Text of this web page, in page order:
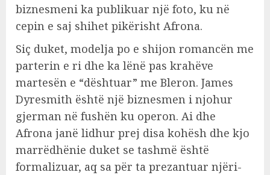
biznesmeni ka publikuar një foto, ku në
cepin e saj shihet pikërisht Afrona.
Siç duket, modelja po e shijon romancën me
parterin e ri dhe ka lënë pas krahëve
martesën e “dështuar” me Bleron. James
Dyresmith është një biznesmen i njohur
gjerman në fushën ku operon. Ai dhe
Afrona janë lidhur prej disa kohësh dhe kjo
marrëdhënie duket se tashmë është
formalizuar, aq sa për ta prezantuar njëri-